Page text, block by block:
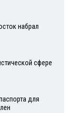
набрал
сфере
для